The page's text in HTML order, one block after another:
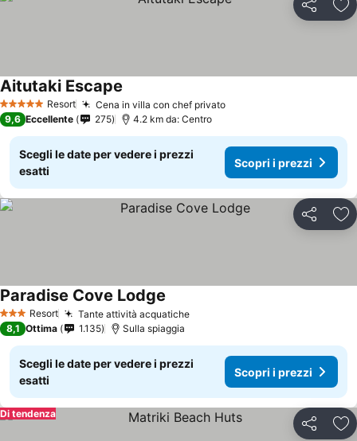
Condividi
5 Stelle Resort Cena in villa con chef privato
Aitutaki Escape
9,6 Eccellente 275 4.2 km da: Centro
Scegli le date per vedere i prezzi
esatti
Scopri i prezzi
Condividi
3 StelleResort Tante attività acquatiche
Paradise Cove Lodge
8,1 Ottima 1.135 Sulla spiaggia
Scegli le date per vedere i prezzi
esatti
Scopri i prezzi
Condividi
Di tendenza